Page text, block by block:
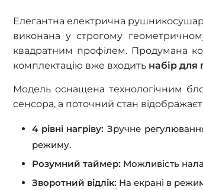
Елегантна електрична
виконана у строгому
квадратним профілем. Продумана
комплектацію вже входить набір для
Модель оснащена технологічним
сенсора, а поточний стан
4 рівні нагріву: Зручне
режиму.
Розумний таймер: Можливість
Зворотний відлік: На екрані в